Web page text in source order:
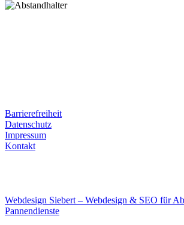
Barrierefreiheit
Datenschutz
Impressum
Kontakt
Webdesign Siebert – Webdesign & SEO für
Pannendienste